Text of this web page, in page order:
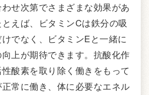
せ次第でさまざまな効果があ
えば、ビタミンCは鉄分の吸
でなく、ビタミンEと一緒に
上が期待できます。抗酸化作
酸素を取り除く働きをもって
常に働き、体に必要なエネル